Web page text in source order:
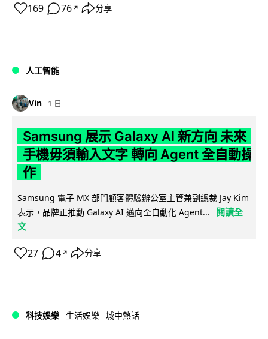
169 76 ↗ 分享
人工智能
Vin 1 日
Samsung 展示 Galaxy AI 新方向 未來
手機毋須輸入文字 轉向 Agent 全自動操
作
Samsung 電子 MX 部門顧客體驗辦公室主管兼副總裁 Jay Kim
表示，品牌正推動 Galaxy AI 邁向全自動化 Agent...
閱讀全
文
27 4 ↗ 分享
科技娛樂 生活娛樂 城中熱話